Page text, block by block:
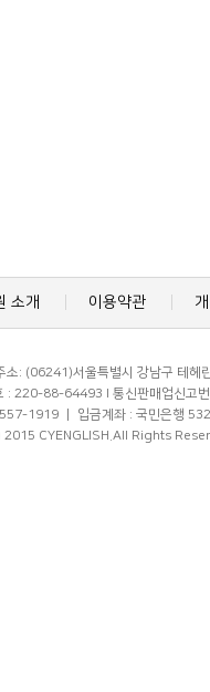
소개 이용약관
소: (06241)서울특별시 강남구 테헤
: 220-88-64493 l 통신판매업신고
1919 ㅣ 입금계좌 : 국민은행
CYENGLISH.All Rights